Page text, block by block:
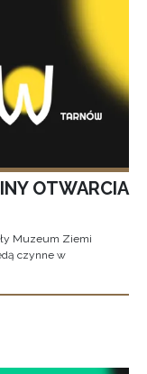
OTWARCIA
Muzeum Ziemi
czynne w